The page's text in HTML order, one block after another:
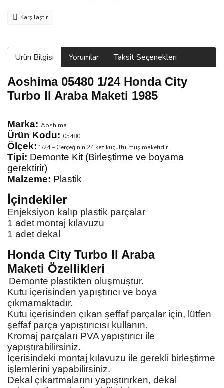
Karşılaştır
Ürün Bilgisi Yorumlar Taksit Seçenekleri
Aoshima 05480 1/24 Honda City
Turbo II Araba Maketi 1985
Marka: Aoshima
Ürün Kodu: 05480
Ölçek: 1/24 – Gerçeğinin 24 kez küçültülmüş maketidir.
Tipi: Demonte Kit (Birleştirme ve boyama
gerektirir)
Malzeme: Plastik
İçindekiler
Enjeksiyon kalıp plastik parçalar
1 adet montaj kılavuzu
1 adet dekal
Honda City Turbo II Araba
Maketi Özellikleri
Demonte plastikten oluşmuştur.
Kutu içerisinden yapıştırıcı ve boya
çıkmamaktadır.
Kutu içerisinden çıkan şeffaf parçalar için, lütfen
şeffaf parça yapıştırıcısı kullanın.
Kromaj parçaları PVA yapıştırıcı ile
yapıştırabilirsiniz.
İçerisindeki montaj kılavuzu ile gerekli birleştirme
işlemlerini yapabilirsiniz.
Dekal çıkartmalarını yapıştırırken, dekal